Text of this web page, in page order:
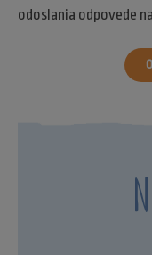
odoslania odpovede